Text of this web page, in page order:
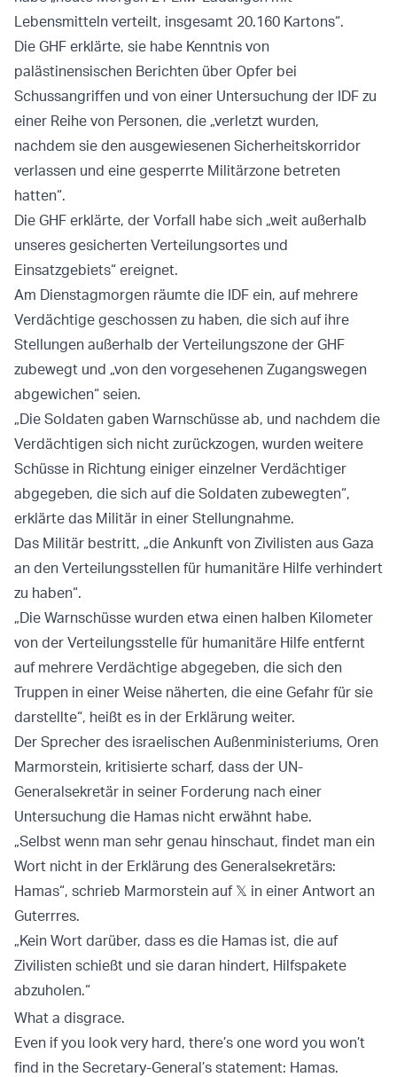
Lebensmitteln verteilt, insgesamt 20.160 Kartons“.
Die GHF erklärte, sie habe Kenntnis von
palästinensischen Berichten über Opfer bei
Schussangriffen und von einer Untersuchung der IDF zu
einer Reihe von Personen, die „verletzt wurden,
nachdem sie den ausgewiesenen Sicherheitskorridor
verlassen und eine gesperrte Militärzone betreten
hatten“.
Die GHF erklärte, der Vorfall habe sich „weit außerhalb
unseres gesicherten Verteilungsortes und
Einsatzgebiets“ ereignet.
Am Dienstagmorgen räumte die IDF ein, auf mehrere
Verdächtige geschossen zu haben, die sich auf ihre
Stellungen außerhalb der Verteilungszone der GHF
zubewegt und „von den vorgesehenen Zugangswegen
abgewichen“ seien.
„Die Soldaten gaben Warnschüsse ab, und nachdem die
Verdächtigen sich nicht zurückzogen, wurden weitere
Schüsse in Richtung einiger einzelner Verdächtiger
abgegeben, die sich auf die Soldaten zubewegten“,
erklärte das Militär in einer Stellungnahme.
Das Militär bestritt, „die Ankunft von Zivilisten aus Gaza
an den Verteilungsstellen für humanitäre Hilfe verhindert
zu haben“.
„Die Warnschüsse wurden etwa einen halben Kilometer
von der Verteilungsstelle für humanitäre Hilfe entfernt
auf mehrere Verdächtige abgegeben, die sich den
Truppen in einer Weise näherten, die eine Gefahr für sie
darstellte“, heißt es in der Erklärung weiter.
Der Sprecher des israelischen Außenministeriums, Oren
Marmorstein, kritisierte scharf, dass der UN-
Generalsekretär in seiner Forderung nach einer
Untersuchung die Hamas nicht erwähnt habe.
„Selbst wenn man sehr genau hinschaut, findet man ein
Wort nicht in der Erklärung des Generalsekretärs:
Hamas“, schrieb Marmorstein auf 𝕏 in einer Antwort an
Guterrres.
„Kein Wort darüber, dass es die Hamas ist, die auf
Zivilisten schießt und sie daran hindert, Hilfspakete
abzuholen.“
What a disgrace.
Even if you look very hard, there’s one word you won’t
find in the Secretary-General’s statement: Hamas.